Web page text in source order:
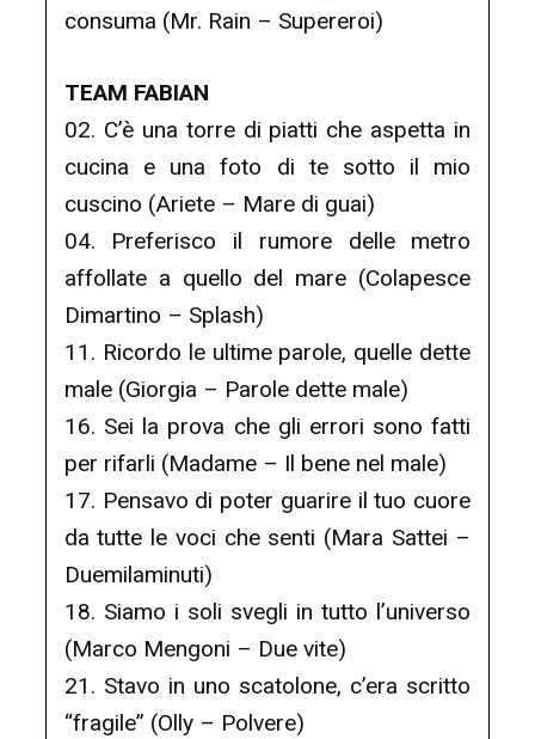
consuma (Mr. Rain – Supereroi)
TEAM FABIAN
02. C’è una torre di piatti che aspetta in
cucina e una foto di te sotto il mio
cuscino (Ariete – Mare di guai)
04. Preferisco il rumore delle metro
affollate a quello del mare (Colapesce
Dimartino – Splash)
11. Ricordo le ultime parole, quelle dette
male (Giorgia – Parole dette male)
16. Sei la prova che gli errori sono fatti
per rifarli (Madame – Il bene nel male)
17. Pensavo di poter guarire il tuo cuore
da tutte le voci che senti (Mara Sattei –
Duemilaminuti)
18. Siamo i soli svegli in tutto l’universo
(Marco Mengoni – Due vite)
21. Stavo in uno scatolone, c’era scritto
“fragile” (Olly – Polvere)